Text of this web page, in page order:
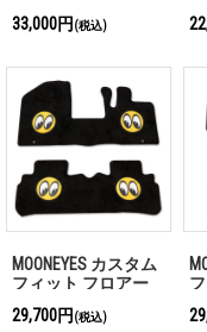
33,000円 (税込)
MOONEYES カスタム
フィット フロアー
キ) ハスラー
29,700円 (税込)
ダ